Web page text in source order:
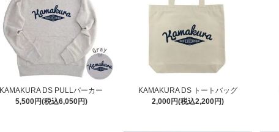
KAMAKURA DS PULLパーカー
5,500円(税込6,050円)
KAMAKURA DS トートバッグ
2,000円(税込2,200円)